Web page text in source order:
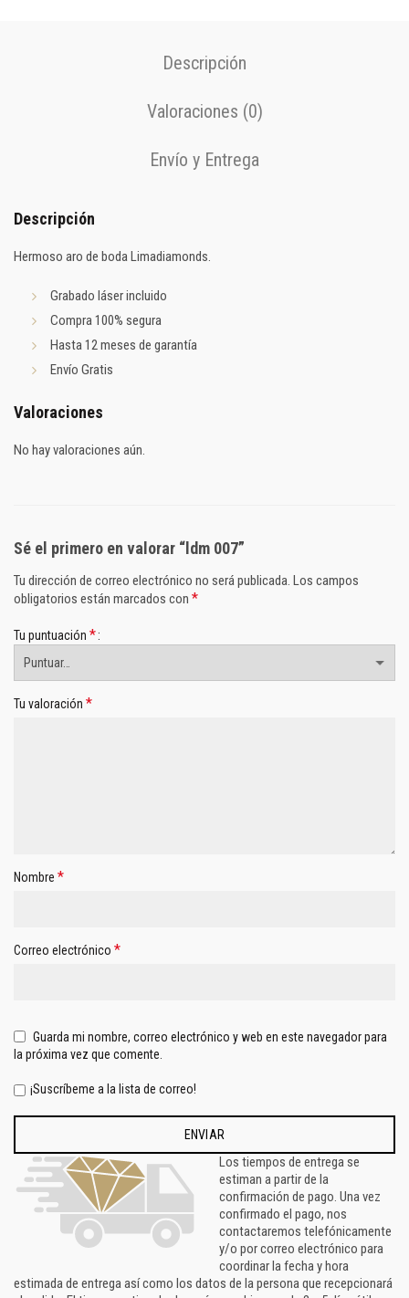
Descripción
Valoraciones (0)
Envío y Entrega
Descripción
Hermoso aro de boda Limadiamonds.
Grabado láser incluido
Compra 100% segura
Hasta 12 meses de garantía
Envío Gratis
Valoraciones
No hay valoraciones aún.
Sé el primero en valorar “ldm 007”
Tu dirección de correo electrónico no será publicada. Los campos
obligatorios están marcados con *
Tu puntuación *
Tu valoración *
Nombre *
Correo electrónico *
Guarda mi nombre, correo electrónico y web en este navegador para
la próxima vez que comente.
¡Suscríbeme a la lista de correo!
Los tiempos de entrega se
estiman a partir de la
confirmación de pago. Una vez
confirmado el pago, nos
contactaremos telefónicamente
y/o por correo electrónico para
coordinar la fecha y hora
estimada de entrega así como los datos de la persona que recepcionará